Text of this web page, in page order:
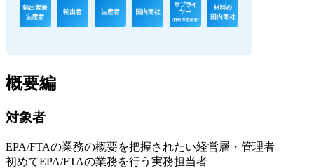
概要編
対象者
EPA/FTAの業務の概要を把握されたい経営層・管理者
初めてEPA/FTAの業務を行う実務担当者